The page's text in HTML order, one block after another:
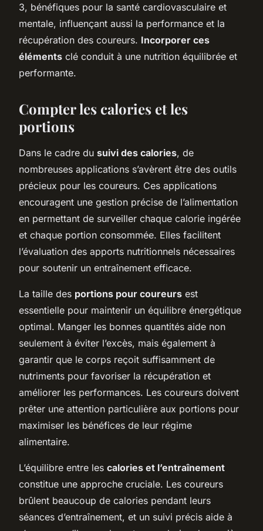
3, bénéfiques pour la santé cardiovasculaire et
mentale, influençant aussi la performance et la
récupération des coureurs. Incorporer ces
éléments clé conduit à une nutrition équilibrée et
performante.
Compter les calories et les
portions
Dans le cadre du suivi des calories, de
nombreuses applications s’avèrent être des outils
précieux pour les coureurs. Ces applications
encouragent une gestion précise de l’alimentation
en permettant de surveiller chaque calorie ingérée
et chaque portion consommée. Elles facilitent
l’évaluation des apports nutritionnels nécessaires
pour soutenir un entraînement efficace.
La taille des portions pour coureurs est
essentielle pour maintenir un équilibre énergétique
optimal. Manger les bonnes quantités aide non
seulement à éviter l’excès, mais également à
garantir que le corps reçoit suffisamment de
nutriments pour favoriser la récupération et
améliorer les performances. Les coureurs doivent
prêter une attention particulière aux portions pour
maximiser les bénéfices de leur régime
alimentaire.
L’équilibre entre les calories et l’entraînement
constitue une approche cruciale. Les coureurs
brûlent beaucoup de calories pendant leurs
séances d’entraînement, et un suivi précis aide à